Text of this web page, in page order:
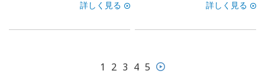
詳しく見る 詳しく見る
1 2 3 4 5